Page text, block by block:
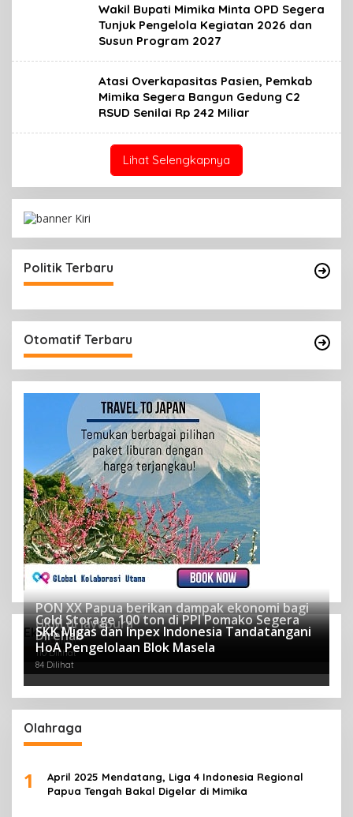
Wakil Bupati Mimika Minta OPD Segera
Tunjuk Pengelola Kegiatan 2026 dan
Susun Program 2027
Atasi Overkapasitas Pasien, Pemkab
Mimika Segera Bangun Gedung C2
RSUD Senilai Rp 242 Miliar
Lihat Selengkapnya
Politik Terbaru
Otomatif Terbaru
Ekonomi
PON XX Papua berikan dampak ekonomi bagi
UKM di Jayapura
123 Dilihat
Cold Storage 100 ton di PPI Pomako Segera
Direhab
110 Dilihat
SKK Migas dan Inpex Indonesia Tandatangani
HoA Pengelolaan Blok Masela
84 Dilihat
Olahraga
1
April 2025 Mendatang, Liga 4 Indonesia Regional
Papua Tengah Bakal Digelar di Mimika